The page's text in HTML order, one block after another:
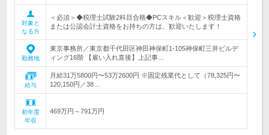
対象と
なる方
＜必須＞◆税理士試験2科目合格◆PCスキル＜歓迎＞税理士資格
または公認会計士資格をお持ちの方は、歓迎いたします！
勤務地
東京事務所／東京都千代田区神田神保町1-105神保町三井ビルデ
ィング16階 【雇い入れ直後】上記事…
給与
月給31万5800円〜53万2600円 ※固定残業代として（78,325円〜
120,150円／38…
初年度
年収
469万円～791万円